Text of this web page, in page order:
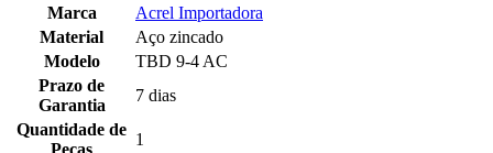
Marca
Acrel Importadora
Material
Aço zincado
Modelo
TBD 9-4 AC
Prazo de
Garantia
7 dias
Quantidade de
1